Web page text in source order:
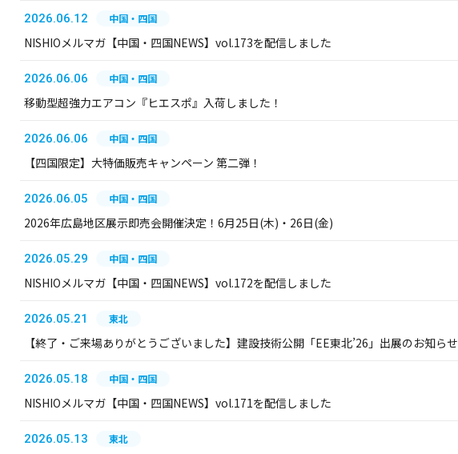
2026.06.12 中国・四国
NISHIOメルマガ【中国・四国NEWS】vol.173を配信しました
2026.06.06 中国・四国
移動型超強力エアコン『ヒエスポ』入荷しました！
2026.06.06 中国・四国
【四国限定】大特価販売キャンペーン 第二弾！
2026.06.05 中国・四国
2026年広島地区展示即売会開催決定！6月25日(木)・26日(金)
2026.05.29 中国・四国
NISHIOメルマガ【中国・四国NEWS】vol.172を配信しました
2026.05.21 東北
【終了・ご来場ありがとうございました】建設技術公開「EE東北’26」出展のお知らせ
2026.05.18 中国・四国
NISHIOメルマガ【中国・四国NEWS】vol.171を配信しました
2026.05.13 東北